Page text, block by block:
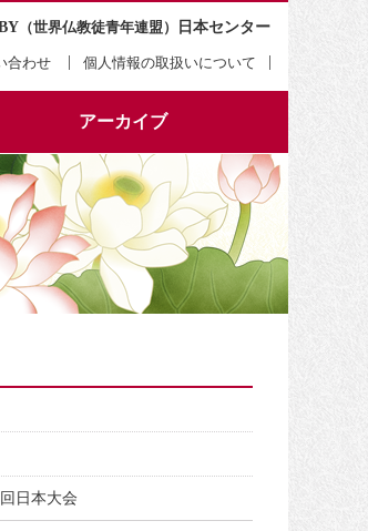
（世界仏教徒青年連盟） 日本センター
合わせ 個人情報の取扱いについて
アーカイブ
日本大会